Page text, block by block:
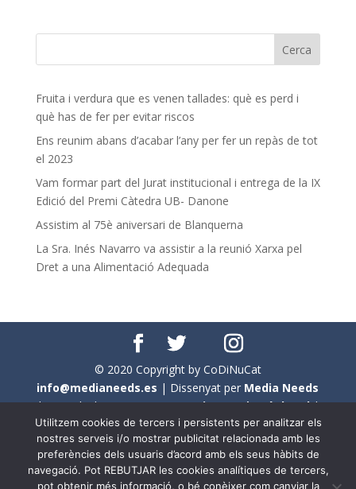
Fruita i verdura que es venen tallades: què es perd i
què has de fer per evitar riscos
Ens reunim abans d’acabar l’any per fer un repàs de tot
el 2023
Vam formar part del Jurat institucional i entrega de la IX
Edició del Premi Càtedra UB- Danone
Assistim al 75è aniversari de Blanquerna
La Sra. Inés Navarro va assistir a la reunió Xarxa pel
Dret a una Alimentació Adequada
© 2020 Copyright by CoDiNuCat
info@medianeeds.es | Dissenyat per Media Needs
| Tots els drets reservats aCoDiNuCat |Avís legal|
Avís per cookies
En aquest web s'ha tingut en compte l'ús no sexista del
llenguatge. No obstant això, i a causa de la seva
Utilitzem cookies de tercers i persistents per analitzar els
nostres serveis i/o mostrar publicitat relacionada amb les
preferències dels usuaris d’acord amb els seus hàbits de
navegació. Pot REBUTJAR les cookies analítiques de tercers,
pot obtenir més informació, o bé conèixer com canviar la